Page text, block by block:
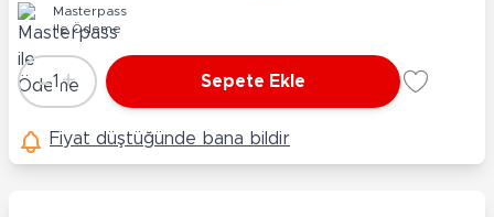
Masterpass
ile Ödeme
Adet
-1 + Sepete Ekle
Fiyat düştüğünde bana bildir